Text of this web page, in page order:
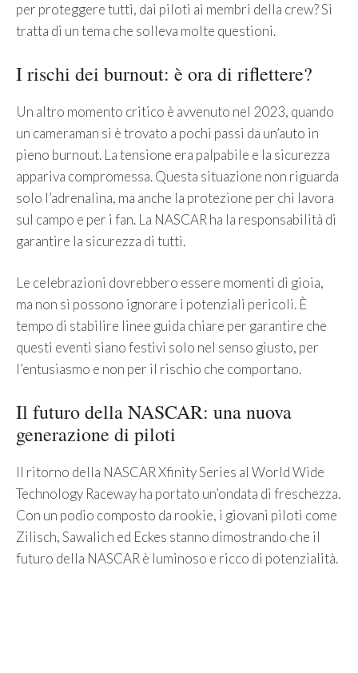
per proteggere tutti, dai piloti ai membri della crew? Si
tratta di un tema che solleva molte questioni.
I rischi dei burnout: è ora di riflettere?
Un altro momento critico è avvenuto nel 2023, quando
un cameraman si è trovato a pochi passi da un’auto in
pieno burnout. La tensione era palpabile e la sicurezza
appariva compromessa. Questa situazione non riguarda
solo l’adrenalina, ma anche la protezione per chi lavora
sul campo e per i fan. La NASCAR ha la responsabilità di
garantire la sicurezza di tutti.
Le celebrazioni dovrebbero essere momenti di gioia,
ma non si possono ignorare i potenziali pericoli. È
tempo di stabilire linee guida chiare per garantire che
questi eventi siano festivi solo nel senso giusto, per
l’entusiasmo e non per il rischio che comportano.
Il futuro della NASCAR: una nuova
generazione di piloti
Il ritorno della NASCAR Xfinity Series al World Wide
Technology Raceway ha portato un’ondata di freschezza.
Con un podio composto da rookie, i giovani piloti come
Zilisch, Sawalich ed Eckes stanno dimostrando che il
futuro della NASCAR è luminoso e ricco di potenzialità.